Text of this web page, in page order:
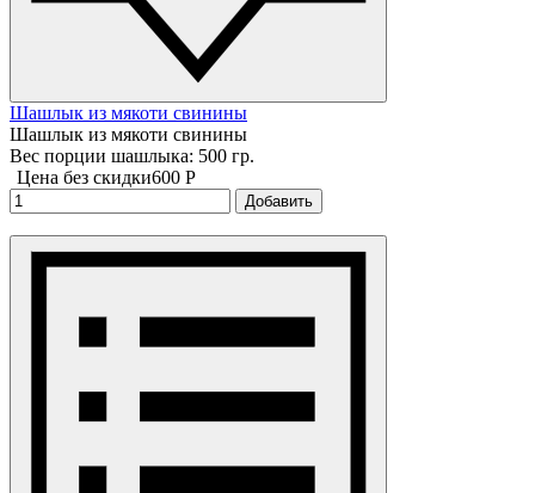
Шашлык из мякоти свинины
Шашлык из мякоти свинины
Вес порции шашлыка: 500 гр.
Цена без скидки600 P
Добавить